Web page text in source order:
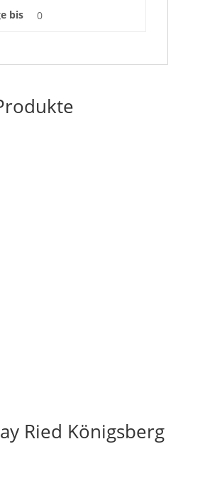
bis 0
Ried Königsberg